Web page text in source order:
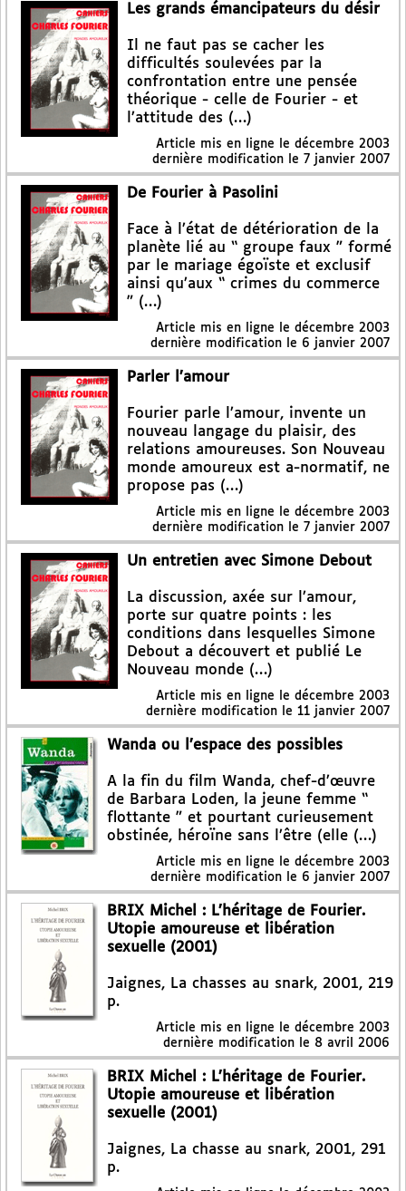
Les grands émancipateurs du désir
Il ne faut pas se cacher les
difficultés soulevées par la
confrontation entre une pensée
théorique - celle de Fourier - et
l’attitude des (…)
Article mis en ligne le décembre 2003
dernière modification le 7 janvier 2007
De Fourier à Pasolini
Face à l’état de détérioration de la
planète lié au “ groupe faux ” formé
par le mariage égoïste et exclusif
ainsi qu’aux “ crimes du commerce
” (…)
Article mis en ligne le décembre 2003
dernière modification le 6 janvier 2007
Parler l’amour
Fourier parle l’amour, invente un
nouveau langage du plaisir, des
relations amoureuses. Son Nouveau
monde amoureux est a-normatif, ne
propose pas (…)
Article mis en ligne le décembre 2003
dernière modification le 7 janvier 2007
Un entretien avec Simone Debout
La discussion, axée sur l’amour,
porte sur quatre points : les
conditions dans lesquelles Simone
Debout a découvert et publié Le
Nouveau monde (…)
Article mis en ligne le décembre 2003
dernière modification le 11 janvier 2007
Wanda ou l’espace des possibles
A la fin du film Wanda, chef-d’œuvre
de Barbara Loden, la jeune femme “
flottante ” et pourtant curieusement
obstinée, héroïne sans l’être (elle (…)
Article mis en ligne le décembre 2003
dernière modification le 6 janvier 2007
BRIX Michel : L’héritage de Fourier.
Utopie amoureuse et libération
sexuelle (2001)
Jaignes, La chasses au snark, 2001, 219
p.
Article mis en ligne le décembre 2003
dernière modification le 8 avril 2006
BRIX Michel : L’héritage de Fourier.
Utopie amoureuse et libération
sexuelle (2001)
Jaignes, La chasse au snark, 2001, 291
p.